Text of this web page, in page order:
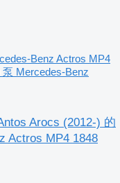
Benz Actros MP4
Mercedes-Benz
Arocs (2012-) 的
Actros MP4 1848